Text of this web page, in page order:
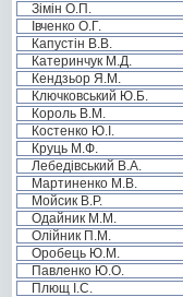
Зімін О.П.
Івченко О.Г.
Капустін В.В.
Катеринчук М.Д.
Кендзьор Я.М.
Ключковський Ю.Б.
Король В.М.
Костенко Ю.І.
Круць М.Ф.
Лебедівський В.А.
Мартиненко М.В.
Мойсик В.Р.
Одайник М.М.
Олійник П.М.
Оробець Ю.М.
Павленко Ю.О.
Плющ І.С.